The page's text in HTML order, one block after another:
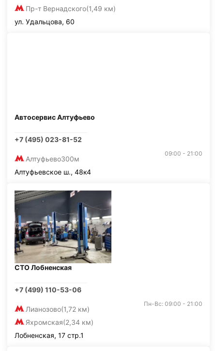
Пр-т Вернадского(1,49 км)
ул. Удальцова, 60
Автосервис Алтуфьево
+7 (495) 023-81-52
Алтуфьево300м
09:00 - 21:00
Алтуфьевское ш., 48к4
СТО Лобненская
+7 (499) 110-53-06
Лианозово(1,72 км)
Яхромская(2,34 км)
Пн-Вс: 09:00 - 21:00
Лобненская, 17 стр.1